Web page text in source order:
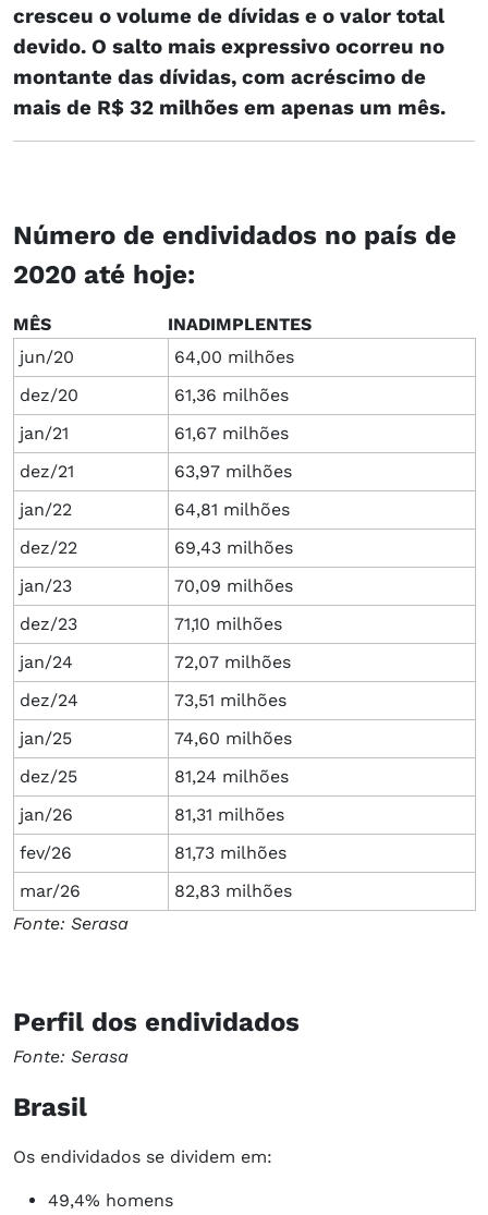
cresceu o volume de dívidas e o valor total
devido. O salto mais expressivo ocorreu no
montante das dívidas, com acréscimo de
mais de R$ 32 milhões em apenas um mês.
Número de endividados no país de
2020 até hoje:
MÊS
INADIMPLENTES
jun/20
64,00 milhões
dez/20
61,36 milhões
jan/21
61,67 milhões
dez/21
63,97 milhões
jan/22
64,81 milhões
dez/22
69,43 milhões
jan/23
70,09 milhões
dez/23
71,10 milhões
jan/24
72,07 milhões
dez/24
73,51 milhões
jan/25
74,60 milhões
dez/25
81,24 milhões
jan/26
81,31 milhões
fev/26
81,73 milhões
mar/26
82,83 milhões
Fonte: Serasa
Perfil dos endividados
Fonte: Serasa
Brasil
Os endividados se dividem em:
​49,4% homens